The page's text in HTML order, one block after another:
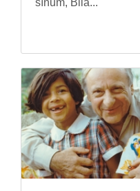
sín­um, Bila...